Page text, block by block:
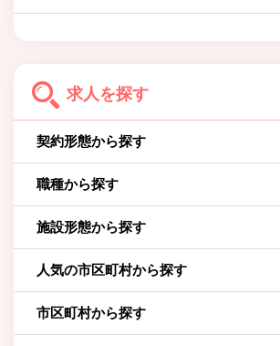
求人を探す
契約形態から探す
職種から探す
施設形態から探す
人気の市区町村から探す
市区町村から探す